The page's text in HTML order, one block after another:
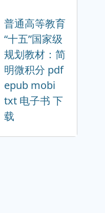
普通高等教育
“十五”国家级
规划教材：简
明微积分 pdf
epub mobi
txt 电子书 下
载